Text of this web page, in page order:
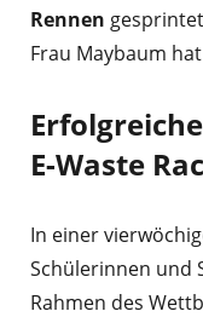
Rennen
Frau Maybaum
E-Waste
In einer
Schülerinnen und
Rahmen des